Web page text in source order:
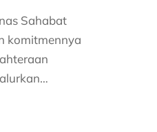
Sahabat
komitmennya